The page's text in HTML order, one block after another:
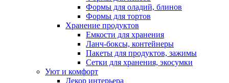
Формы для оладий, блинов
Формы для тортов
Хранение продуктов
Емкости для хранения
Ланч-боксы, контейнеры
Пакеты для продуктов, зажимы
Сетки для хранения, экосумки
Уют и комфорт
Декор интерьера